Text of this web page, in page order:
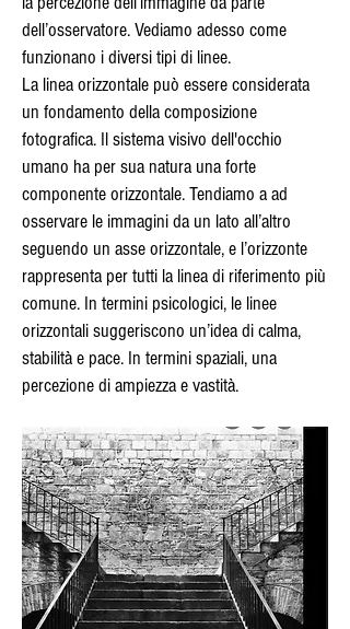
dell’osservatore. Vediamo adesso come
funzionano i diversi tipi di linee.
La linea orizzontale può essere considerata
un fondamento della composizione
fotografica. Il sistema visivo dell'occhio
umano ha per sua natura una forte
componente orizzontale. Tendiamo a ad
osservare le immagini da un lato all’altro
seguendo un asse orizzontale, e l’orizzonte
rappresenta per tutti la linea di riferimento più
comune. In termini psicologici, le linee
orizzontali suggeriscono un’idea di calma,
stabilità e pace. In termini spaziali, una
percezione di ampiezza e vastità.